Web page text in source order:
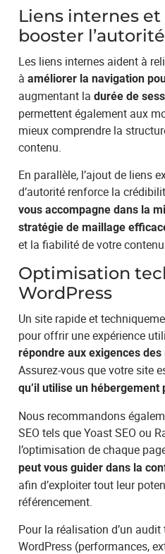
Liens internes et
booster
Les liens internes aident à
àaméliorer la navigation
augmentant ladurée de
permettent également aux
mieux comprendre la
contenu.
En parallèle, l’ajout de liens
d’autorité renforce la
vous accompagne dans la
stratégie de maillage
et la fiabilité de votre
Optimisation
WordPress
Un site rapide et
pour offrir une expérience
répondre aux exigences
Assurez-vous que votre site
qu’il utilise un hébergement
Nous recommandons
SEO tels que Yoast SEO ou
l’optimisation de chaque
peut vous guider dans la
afin d’exploiter tout leur
référencement.
Pour la réalisation d’un
WordPress (performances,